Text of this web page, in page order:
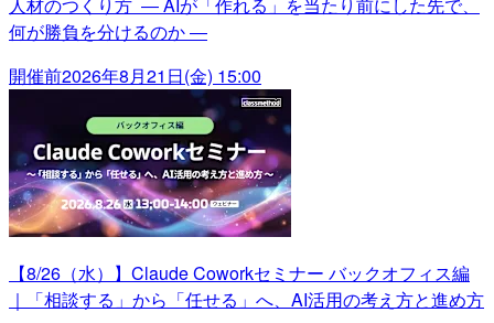
何が勝負を分けるのか ―
開催前2026年8月21日(金) 15:00
【8/26（水）】Claude Coworkセミナー バックオフィス編
｜「相談する」から「任せる」へ、AI活用の考え方と進め方